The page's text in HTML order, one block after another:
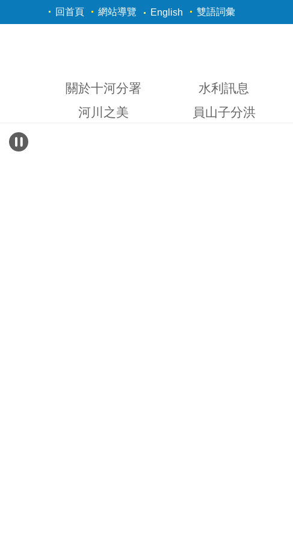
跳到主要內容區塊
回首頁 網站導覽 English 雙語詞彙
關於十河分署 水利訊息
河川之美
員山子分洪